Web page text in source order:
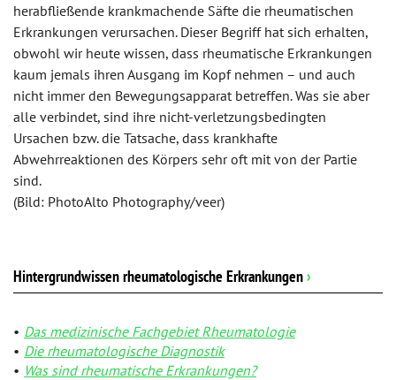
herabfließende krankmachende Säfte die rheumatischen
Erkrankungen verursachen. Dieser Begriff hat sich erhalten,
obwohl wir heute wissen, dass rheumatische Erkrankungen
kaum jemals ihren Ausgang im Kopf nehmen – und auch
nicht immer den Bewegungsapparat betreffen. Was sie aber
alle verbindet, sind ihre nicht-verletzungsbedingten
Ursachen bzw. die Tatsache, dass krankhafte
Abwehrreaktionen des Körpers sehr oft mit von der Partie
sind.
(Bild: PhotoAlto Photography/veer)
Hintergrundwissen rheumatologische Erkrankungen›
Das medizinische Fachgebiet Rheumatologie
Die rheumatologische Diagnostik
Was sind rheumatische Erkrankungen?